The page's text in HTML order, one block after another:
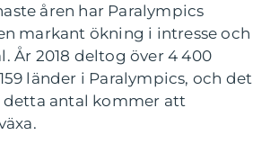
åren har Paralympics
markant ökning i intresse och
År 2018 deltog över 4 400
länder i Paralympics, och det
detta antal kommer att